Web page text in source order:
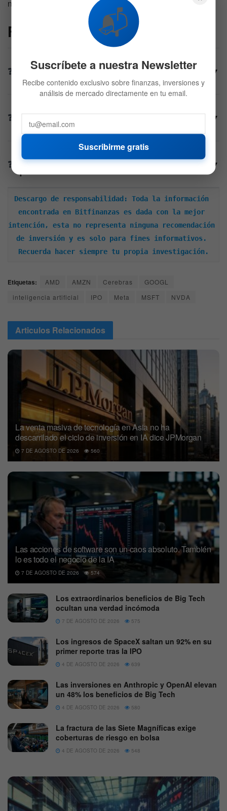
negativo.
FAQs
¿Cómo fue el debut bursátil de Cerebras en el
mercado Nasdaq?
▼
Cerebras de la competencia?
▼
¿Cuáles son los principales riesgos financieros
▼
Descargo de responsabilidad: Toda la información
encontrada en Bitfinanzas es dada con la mejor
intención, esta no representa ninguna recomendación
de inversión y es solo para fines informativos.
Recuerda hacer siempre tu propia investigación.
Etiquetas: AMD AMZN Cerebras
GOOGL
inteligencia artificial
IPO Meta MSFT NVDA
Articulos Relacionados
La venta masiva de tecnología en Asia no ha
descarrilado el ciclo de inversión en IA dice JPMorgan
7 DE AGOSTO DE 2026 560
Las acciones de software son un caos absoluto. También
lo es todo el negocio de la IA
7 DE AGOSTO DE 2026 574
Los extraordinarios beneficios de Big Tech
ocultan una verdad incómoda
7 DE AGOSTO DE 2026 575
Los ingresos de SpaceX saltan un 92% en su
primer reporte tras la IPO
4 DE AGOSTO DE 2026 639
Las inversiones en Anthropic y OpenAI elevan
un 48% los beneficios de Big Tech
4 DE AGOSTO DE 2026 580
La fractura de las Siete Magníficas exige
coberturas de riesgo en bolsa
4 DE AGOSTO DE 2026 548
📬
Suscríbete a nuestra Newsletter
Recibe contenido exclusivo sobre finanzas, inversiones y
análisis de mercado directamente en tu email.
Suscribirme gratis